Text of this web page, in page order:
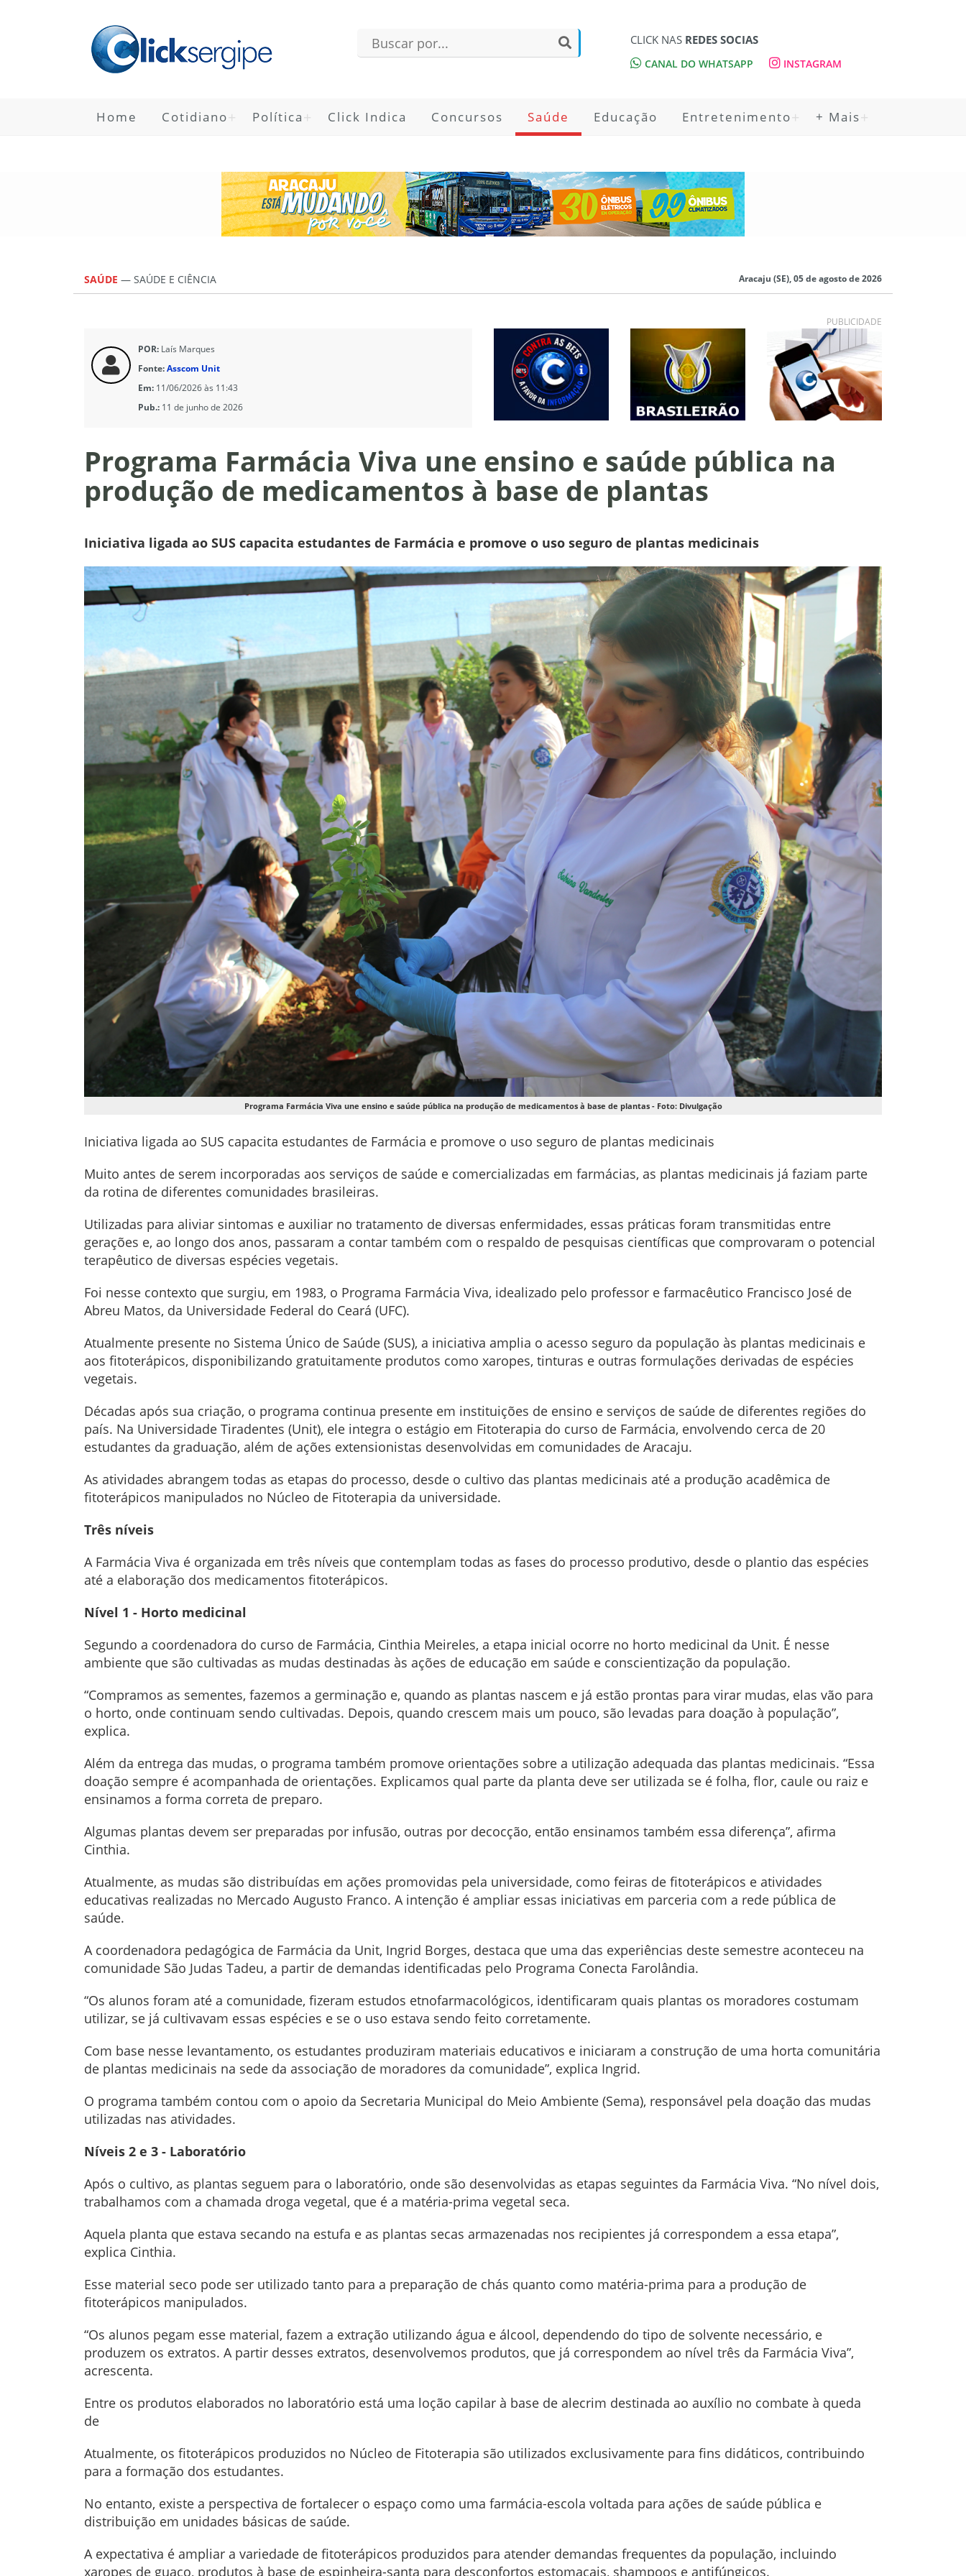
CLICK NAS REDES SOCIAS
CANAL DO WHATSAPP INSTAGRAM
Home Cotidiano Política Click Indica Concursos Saúde Educação Entretenimento + Mais
SAÚDE — SAÚDE E CIÊNCIA Aracaju (SE), 05 de agosto de 2026
PUBLICIDADE
POR: Laís Marques
Fonte:Asscom Unit
Em: 11/06/2026 às 11:43
Pub.: 11 de junho de 2026
Programa Farmácia Viva une ensino e saúde pública na
produção de medicamentos à base de plantas
Iniciativa ligada ao SUS capacita estudantes de Farmácia e promove o uso seguro de plantas medicinais
Programa Farmácia Viva une ensino e saúde pública na produção de medicamentos à base de plantas - Foto: Divulgação
Iniciativa ligada ao SUS capacita estudantes de Farmácia e promove o uso seguro de plantas medicinais
Muito antes de serem incorporadas aos serviços de saúde e comercializadas em farmácias, as plantas medicinais já faziam parte
da rotina de diferentes comunidades brasileiras.
Utilizadas para aliviar sintomas e auxiliar no tratamento de diversas enfermidades, essas práticas foram transmitidas entre
gerações e, ao longo dos anos, passaram a contar também com o respaldo de pesquisas científicas que comprovaram o potencial
terapêutico de diversas espécies vegetais.
Foi nesse contexto que surgiu, em 1983, o Programa Farmácia Viva, idealizado pelo professor e farmacêutico Francisco José de
Abreu Matos, da Universidade Federal do Ceará (UFC).
Atualmente presente no Sistema Único de Saúde (SUS), a iniciativa amplia o acesso seguro da população às plantas medicinais e
aos fitoterápicos, disponibilizando gratuitamente produtos como xaropes, tinturas e outras formulações derivadas de espécies
vegetais.
Décadas após sua criação, o programa continua presente em instituições de ensino e serviços de saúde de diferentes regiões do
país. Na Universidade Tiradentes (Unit), ele integra o estágio em Fitoterapia do curso de Farmácia, envolvendo cerca de 20
estudantes da graduação, além de ações extensionistas desenvolvidas em comunidades de Aracaju.
As atividades abrangem todas as etapas do processo, desde o cultivo das plantas medicinais até a produção acadêmica de
fitoterápicos manipulados no Núcleo de Fitoterapia da universidade.
Três níveis
A Farmácia Viva é organizada em três níveis que contemplam todas as fases do processo produtivo, desde o plantio das espécies
até a elaboração dos medicamentos fitoterápicos.
Nível 1 - Horto medicinal
Segundo a coordenadora do curso de Farmácia, Cinthia Meireles, a etapa inicial ocorre no horto medicinal da Unit. É nesse
ambiente que são cultivadas as mudas destinadas às ações de educação em saúde e conscientização da população.
“Compramos as sementes, fazemos a germinação e, quando as plantas nascem e já estão prontas para virar mudas, elas vão para
o horto, onde continuam sendo cultivadas. Depois, quando crescem mais um pouco, são levadas para doação à população”,
explica.
Além da entrega das mudas, o programa também promove orientações sobre a utilização adequada das plantas medicinais. “Essa
doação sempre é acompanhada de orientações. Explicamos qual parte da planta deve ser utilizada se é folha, flor, caule ou raiz e
ensinamos a forma correta de preparo.
Algumas plantas devem ser preparadas por infusão, outras por decocção, então ensinamos também essa diferença”, afirma
Cinthia.
Atualmente, as mudas são distribuídas em ações promovidas pela universidade, como feiras de fitoterápicos e atividades
educativas realizadas no Mercado Augusto Franco. A intenção é ampliar essas iniciativas em parceria com a rede pública de
saúde.
A coordenadora pedagógica de Farmácia da Unit, Ingrid Borges, destaca que uma das experiências deste semestre aconteceu na
comunidade São Judas Tadeu, a partir de demandas identificadas pelo Programa Conecta Farolândia.
“Os alunos foram até a comunidade, fizeram estudos etnofarmacológicos, identificaram quais plantas os moradores costumam
utilizar, se já cultivavam essas espécies e se o uso estava sendo feito corretamente.
Com base nesse levantamento, os estudantes produziram materiais educativos e iniciaram a construção de uma horta comunitária
de plantas medicinais na sede da associação de moradores da comunidade”, explica Ingrid.
O programa também contou com o apoio da Secretaria Municipal do Meio Ambiente (Sema), responsável pela doação das mudas
utilizadas nas atividades.
Níveis 2 e 3 - Laboratório
Após o cultivo, as plantas seguem para o laboratório, onde são desenvolvidas as etapas seguintes da Farmácia Viva. “No nível dois,
trabalhamos com a chamada droga vegetal, que é a matéria-prima vegetal seca.
Aquela planta que estava secando na estufa e as plantas secas armazenadas nos recipientes já correspondem a essa etapa”,
explica Cinthia.
Esse material seco pode ser utilizado tanto para a preparação de chás quanto como matéria-prima para a produção de
fitoterápicos manipulados.
“Os alunos pegam esse material, fazem a extração utilizando água e álcool, dependendo do tipo de solvente necessário, e
produzem os extratos. A partir desses extratos, desenvolvemos produtos, que já correspondem ao nível três da Farmácia Viva”,
acrescenta.
Entre os produtos elaborados no laboratório está uma loção capilar à base de alecrim destinada ao auxílio no combate à queda
de
Atualmente, os fitoterápicos produzidos no Núcleo de Fitoterapia são utilizados exclusivamente para fins didáticos, contribuindo
para a formação dos estudantes.
No entanto, existe a perspectiva de fortalecer o espaço como uma farmácia-escola voltada para ações de saúde pública e
distribuição em unidades básicas de saúde.
A expectativa é ampliar a variedade de fitoterápicos produzidos para atender demandas frequentes da população, incluindo
xaropes de guaco, produtos à base de espinheira-santa para desconfortos estomacais, shampoos e antifúngicos.